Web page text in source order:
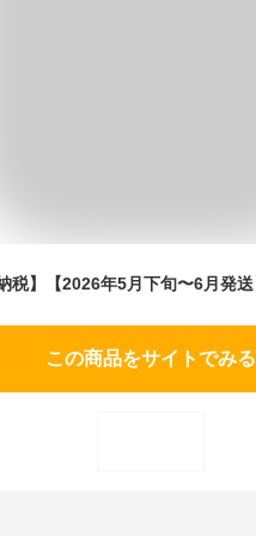
この商品をサイトでみる